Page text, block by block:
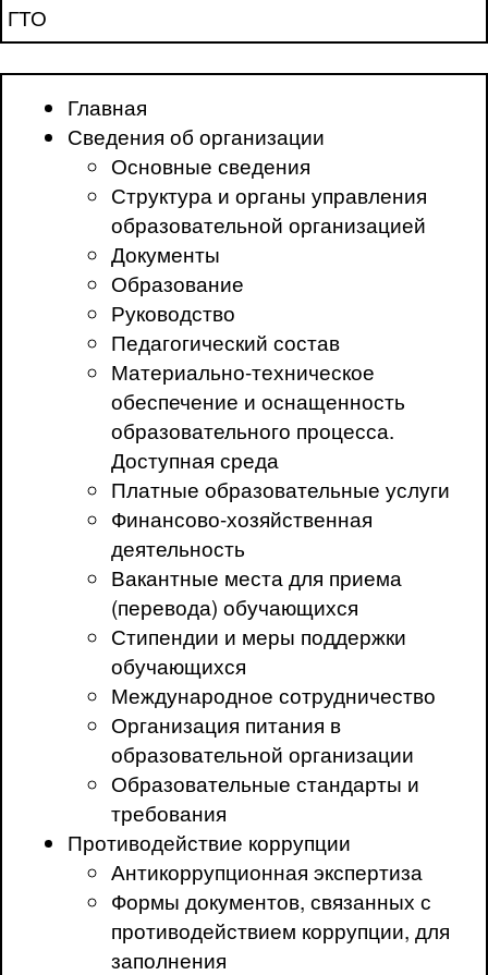
ГТО
Главная
Сведения об организации
Основные сведения
Структура и органы управления
образовательной организацией
Документы
Образование
Руководство
Педагогический состав
Материально-техническое
обеспечение и оснащенность
образовательного процесса.
Доступная среда
Платные образовательные услуги
Финансово-хозяйственная
деятельность
Вакантные места для приема
(перевода) обучающихся
Стипендии и меры поддержки
обучающихся
Международное сотрудничество
Организация питания в
образовательной организации
Образовательные стандарты и
требования
Противодействие коррупции
Антикоррупционная экспертиза
Формы документов, связанных с
противодействием коррупции, для
заполнения